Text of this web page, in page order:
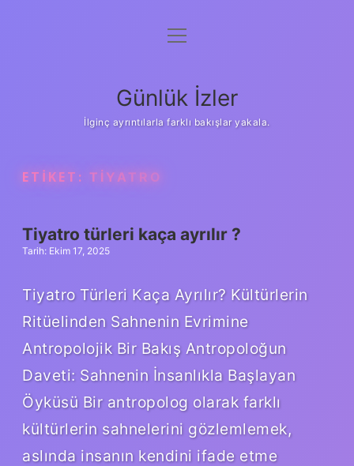
Anasayfa
Yasal Uyarı
menüyü
Günlük İzler
İlginç ayrıntılarla farklı bakışlar yakala.
ETIKET: TIYATRO
Tiyatro türleri kaça ayrılır ?
Tarih: Ekim 17, 2025
Tiyatro Türleri Kaça Ayrılır? Kültürlerin
Ritüelinden Sahnenin Evrimine
Antropolojik Bir Bakış Antropoloğun
Daveti: Sahnenin İnsanlıkla Başlayan
Öyküsü Bir antropolog olarak farklı
kültürlerin sahnelerini gözlemlemek,
aslında insanın kendini ifade etme